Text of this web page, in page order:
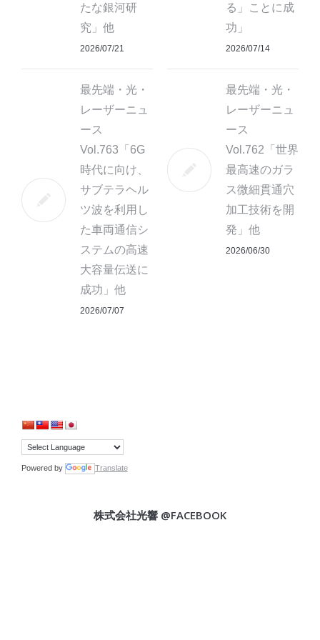
たな銀河研
究」他
2026/07/21
る」ことに成
功」
2026/07/14
最先端・光・
レーザーニュ
ース
Vol.763「6G
時代に向け、
サブテラヘル
ツ波を利用し
た車両通信シ
ステムの高速
大容量伝送に
成功」他
2026/07/07
最先端・光・
レーザーニュ
ース
Vol.762「世界
最高速のガラ
ス微細貫通穴
加工技術を開
発」他
2026/06/30
Powered by Translate
株式会社光響 @FACEBOOK